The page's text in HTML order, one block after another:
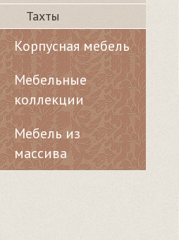
Тахты
Корпусная мебель
Мебельные
коллекции
Мебель из
массива